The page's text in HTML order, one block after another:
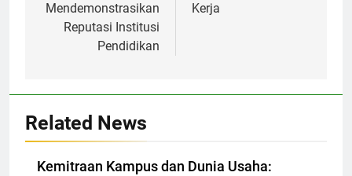
Mendemonstrasikan
Reputasi Institusi
Pendidikan
Kerja
Related News
Kemitraan Kampus dan Dunia Usaha: